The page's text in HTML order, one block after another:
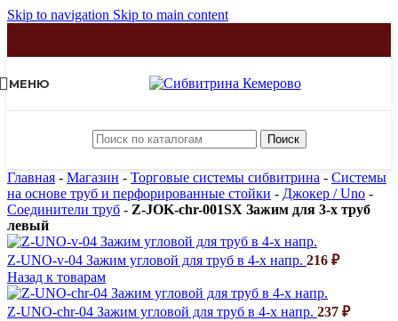
Skip to navigation Skip to main content
МЕНЮ
Поиск
Главная - Магазин - Торговые системы сибвитрина - Системы
на основе труб и перфорированные стойки - Джокер / Uno -
Соединители труб - Z-JOK-chr-001SX Зажим для 3-х труб
левый
Z-UNO-v-04 Зажим угловой для труб в 4-х напр. 216 ₽
Назад к товарам
Z-UNO-chr-04 Зажим угловой для труб в 4-х напр. 237 ₽